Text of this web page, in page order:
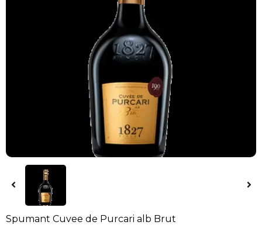
Spumant Cuvee de Purcari alb Brut